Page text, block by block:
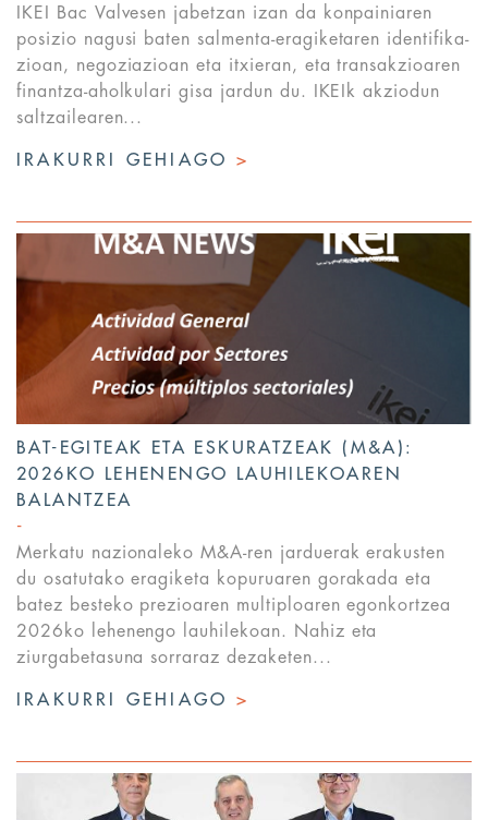
IKEI Bac Valvesen jabetzan izan da konpainiaren
posizio nagusi baten salmenta-eragiketaren identifika-
zioan, negoziazioan eta itxieran, eta transakzioaren
finantza-aholkulari gisa jardun du. IKEIk akziodun
saltzailearen...
IRAKURRI GEHIAGO>
BAT-EGITEAK ETA ESKURATZEAK (M&A):
2026KO LEHENENGO LAUHILEKOAREN
BALANTZEA
Merkatu nazionaleko M&A-ren jarduerak erakusten
du osatutako eragiketa kopuruaren gorakada eta
batez besteko prezioaren multiploaren egonkortzea
2026ko lehenengo lauhilekoan. Nahiz eta
ziurgabetasuna sorraraz dezaketen...
IRAKURRI GEHIAGO>